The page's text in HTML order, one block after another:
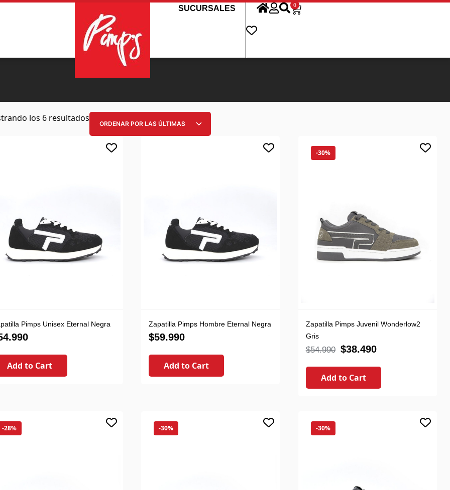
SUCURSALES 0
los 6 resultados
Pimps Unisex Eternal Negra
Add to Cart
Zapatilla Pimps Hombre Eternal Negra
$59.990
Add to Cart
-30%
Zapatilla Pimps Juvenil Wonderlow2
Gris
$54.990 $38.490
Add to Cart
-28% -30% -30%